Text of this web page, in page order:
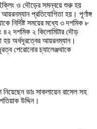
ও দৌড়ের সমন্বয়ে শুরু হয়
প্রতিযোগিতা হয়। পূর্ণাঙ্গ
নির্দিষ্ট সময়ের মধ্যে ৩ দশমিক ৮
৪২ দশমিক ২ কিলোমিটার দৌড়
হয় অর্ধদূরত্বের আয়রনম্যান।
পেরোনোর চ্যালেঞ্জথাকে
ডাঃ সাকলায়েন রাসেল সহ
উদ্দিন।